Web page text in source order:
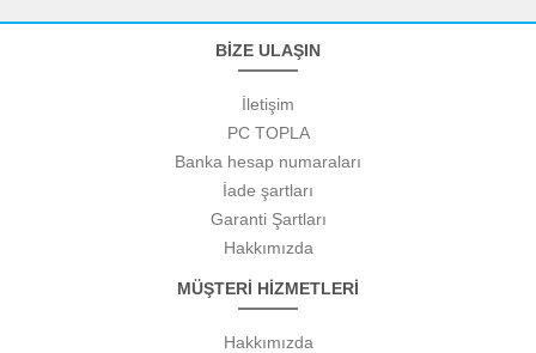
BİZE ULAŞIN
İletişim
PC TOPLA
Banka hesap numaraları
İade şartları
Garanti Şartları
Hakkımızda
MÜŞTERİ HİZMETLERİ
Hakkımızda